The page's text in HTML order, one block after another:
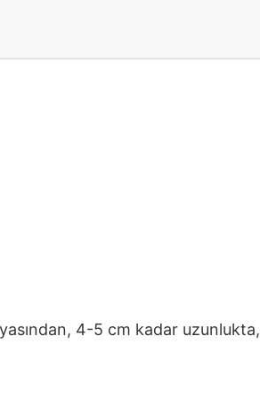
4-5 cm kadar uzunlukta,